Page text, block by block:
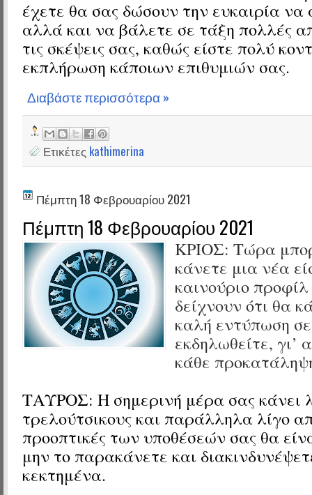
έχετε θα σας δώσουν την ευκαιρία
αλλά και να βάλετε σε τάξη πολλές
τις σκέψεις σας, καθώς είστε πολύ
εκπλήρωση κάποιων επιθυμιών σας.
Διαβάστε περισσότερα »
Ετικέτες kathimerina
Πέμπτη 18 Φεβρουαρίου 2021
Πέμπτη 18 Φεβρουαρίου 2021
ΚΡΙΟΣ: Τώρα
κάνετε μια νέα
καινούριο
δείχνουν ότι θα
καλή εντύπωση
εκδηλωθείτε, γι’
κάθε
ΤΑΥΡΟΣ: Η σημερινή μέρα σας κάνει
τρελούτσικους και παράλληλα λίγο
προοπτικές των υποθέσεών σας θα
μην το παρακάνετε και
κεκτημένα.